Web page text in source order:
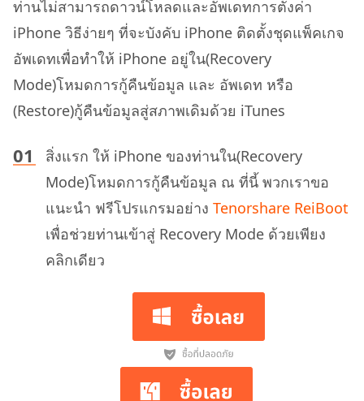
ท่านไม่สามารถดาวน์โหลดและอัพเดทการตั้งค่า
iPhone วิธีง่ายๆ ที่จะบังคับ iPhone ติดตั้งชุดแพ็คเกจ
อัพเดทเพื่อทำให้ iPhone อยู่ใน(Recovery
Mode)โหมดการกู้คืนข้อมูล และ อัพเดท หรือ
(Restore)กู้คืนข้อมูลสู่สภาพเดิมด้วย iTunes
สิ่งแรก ให้ iPhone ของท่านใน(Recovery
Mode)โหมดการกู้คืนข้อมูล ณ ที่นี้ พวกเราขอ
แนะนำ ฟรีโปรแกรมอย่าง Tenorshare ReiBoot
เพื่อช่วยท่านเข้าสู่ Recovery Mode ด้วยเพียง
คลิกเดียว